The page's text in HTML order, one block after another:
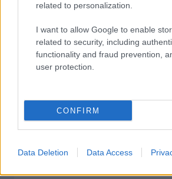
related to personalization.
I want to allow Google to enable
related to security, including
functionality and fraud prevention,
user protection.
CONFIRM
Data Deletion Data Access
Londra ci ripensa sul
in corso una revisione
esclusione dei cinesi